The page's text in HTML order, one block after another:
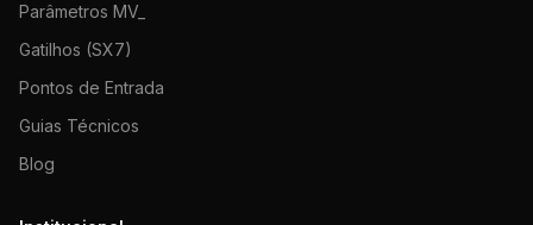
Parâmetros MV_
Gatilhos (SX7)
Pontos de Entrada
Guias Técnicos
Blog